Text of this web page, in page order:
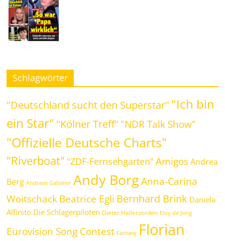
Schlagwörter
"Deutschland sucht den Superstar" "Ich bin
ein Star" "Kölner Treff" "NDR Talk Show"
"Offizielle Deutsche Charts"
"Riverboat" "ZDF-Fernsehgarten" Amigos Andrea
Berg Andreas Gabalier Andy Borg Anna-Carina
WoitschackBeatrice Egli Bernhard Brink Daniela
Alfinito Die Schlagerpiloten Dieter Hallervorden Eloy de Jong
Eurovision Song Contest Fantasy Florian